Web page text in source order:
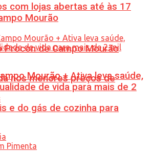
Procon de Campo Mourão
nos menores preços de
e do gás de cozinha para
com lojas abertas até às 17
Mourão
Mourão + Ativa leva saúde,
de vida para mais de 2
Pimenta